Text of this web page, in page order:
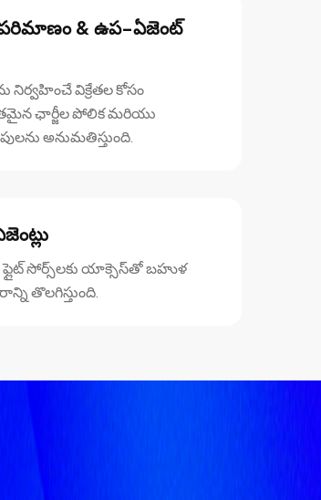
& ఉప-ఏజెంట్
విక్రేతల కోసం
ఛార్జీల పోలిక మరియు
అనుమతిస్తుంది.
సోర్స్‌లకు యాక్సెస్‌తో బహుళ
తొలగిస్తుంది.